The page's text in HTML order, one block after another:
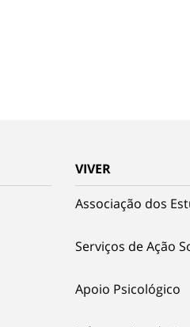
VIVER
Associação dos
Serviços de Ação
Apoio Psicológico